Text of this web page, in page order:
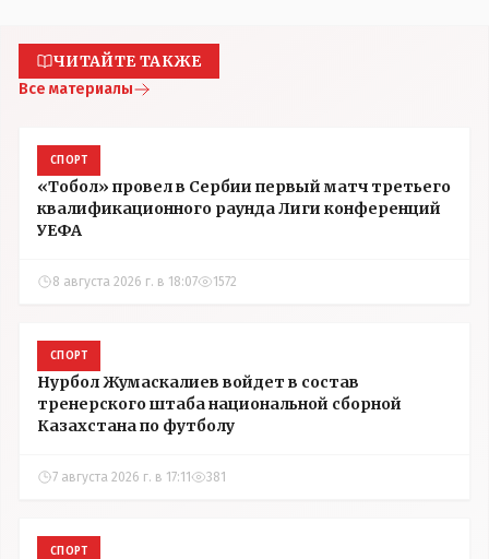
ЧИТАЙТЕ ТАКЖЕ
Все материалы
СПОРТ
«Тобол» провел в Сербии первый матч третьего
квалификационного раунда Лиги конференций
УЕФА
8 августа 2026 г. в 18:07 1572
СПОРТ
Нурбол Жумаскалиев войдет в состав
тренерского штаба национальной сборной
Казахстана по футболу
7 августа 2026 г. в 17:11 381
СПОРТ